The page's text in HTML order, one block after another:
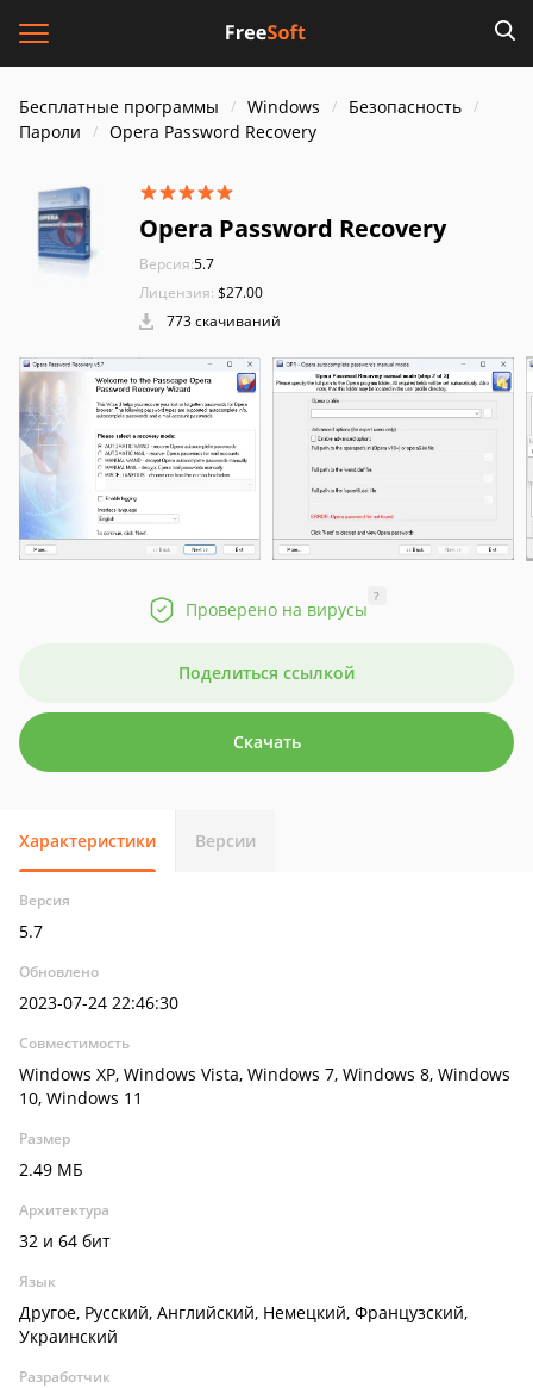
Бесплатные программы Windows
Безопасность
Пароли
Opera Password Recovery
Opera Password Recovery
Версия:5.7
Лицензия: $27.00
773 скачиваний
Проверено на вирусы
?
Поделиться ссылкой
Скачать
Характеристики Версии
Версия
5.7
Обновлено
2023-07-24 22:46:30
Совместимость
Windows XP, Windows Vista, Windows 7, Windows 8, Windows
10, Windows 11
Размер
2.49 МБ
Архитектура
32 и 64 бит
Язык
Другое, Русский, Английский, Немецкий, Французский,
Украинский
Разработчик